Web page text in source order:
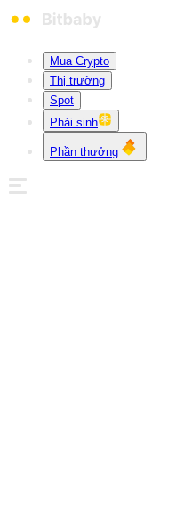
Mua Crypto
Thị trường
Spot
Phái sinh
Phần thưởng